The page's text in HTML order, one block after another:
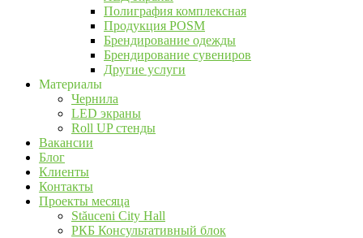
Полиграфия комплексная
Продукция POSM
Брендирование одежды
Брендирование сувениров
Другие услуги
Материалы
Чернила
LED экраны
Roll UP стенды
Вакансии
Блог
Клиенты
Контакты
Проекты месяца
Stăuceni City Hall
РКБ Консультативный блок